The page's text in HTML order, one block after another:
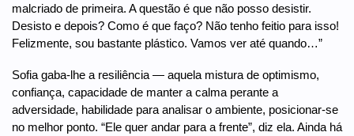
malcriado de primeira. A questão é que não posso desistir.
Desisto e depois? Como é que faço? Não tenho feitio para isso!
Felizmente, sou bastante plástico. Vamos ver até quando…”
Sofia gaba-lhe a resiliência — aquela mistura de optimismo,
confiança, capacidade de manter a calma perante a
adversidade, habilidade para analisar o ambiente, posicionar-se
no melhor ponto. “Ele quer andar para a frente”, diz ela. Ainda há